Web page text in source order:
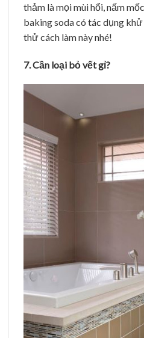
thảm là mọi mùi hổi, nấm
baking soda có tác dụng
thử cách làm này nhé!
7. Cần loại bỏ vết gỉ?